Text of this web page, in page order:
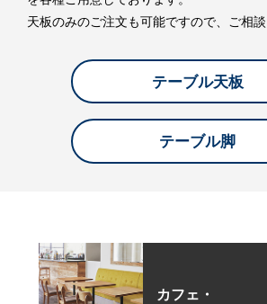
天板のみのご注文も可能ですので、ご相談
テーブル天板
テーブル脚
カフェ・